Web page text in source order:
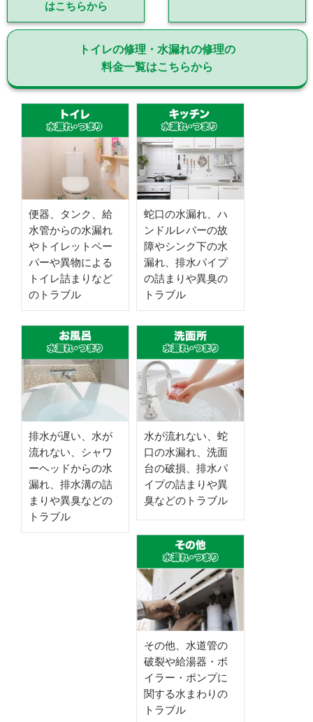
はこちらから
トイレの修理・水漏れの修理の
料金一覧はこちらから
便器、タンク、給
水管からの水漏れ
やトイレットペー
パーや異物による
トイレ詰まりなど
のトラブル
蛇口の水漏れ、ハ
ンドルレバーの故
障やシンク下の水
漏れ、排水パイプ
の詰まりや異臭の
トラブル
排水が遅い、水が
流れない、シャワ
ーヘッドからの水
漏れ、排水溝の詰
まりや異臭などの
トラブル
水が流れない、蛇
口の水漏れ、洗面
台の破損、排水パ
イプの詰まりや異
臭などのトラブル
その他、水道管の
破裂や給湯器・ボ
イラー・ポンプに
関する水まわりの
トラブル